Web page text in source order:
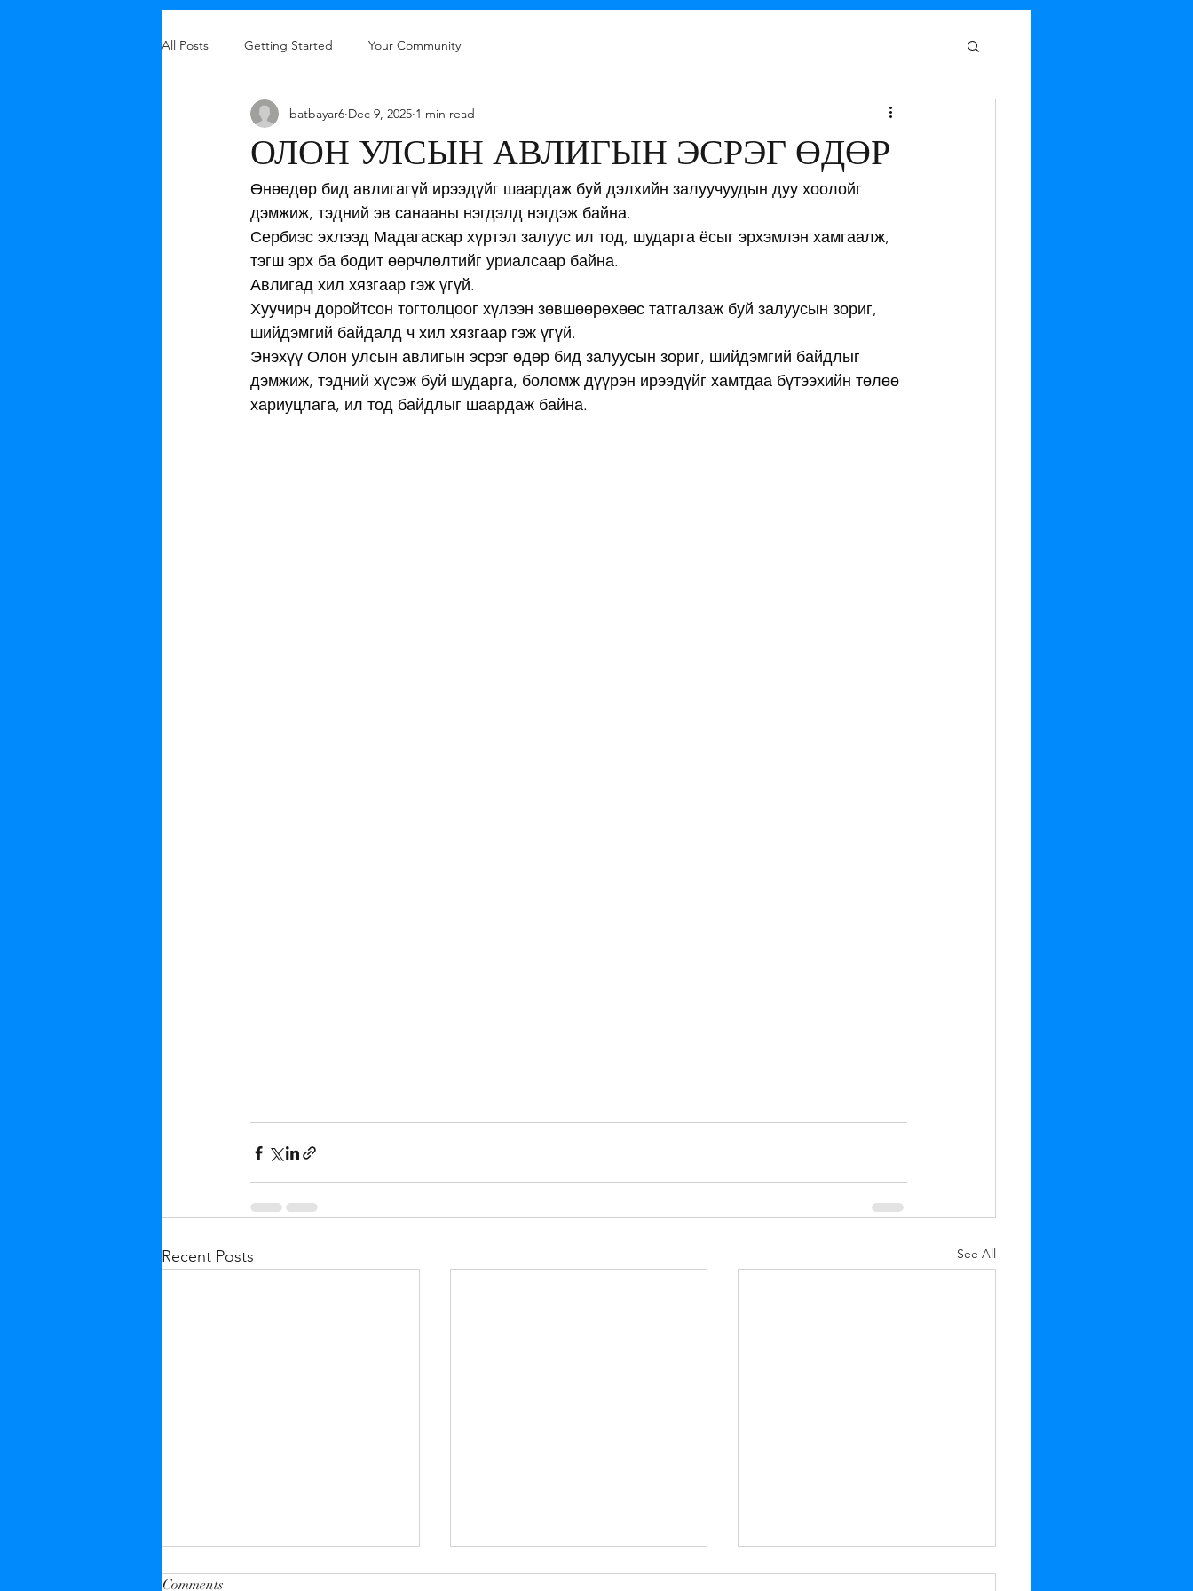
All Posts Getting Started Your Community
ОЛОН УЛСЫН АВЛИГЫН ЭСРЭГ ӨДӨР
batbayar6 Dec 9, 2025 1 min read
Өнөөдөр бид авлигагүй ирээдүйг шаардаж буй дэлхийн залуучуудын дуу хоолойг
дэмжиж, тэдний эв санааны нэгдэлд нэгдэж байна.
Сербиэс эхлээд Мадагаскар хүртэл залуус ил тод, шударга ёсыг эрхэмлэн хамгаалж,
тэгш эрх ба бодит өөрчлөлтийг уриалсаар байна.
Авлигад хил хязгаар гэж үгүй.
Хуучирч доройтсон тогтолцоог хүлээн зөвшөөрөхөөс татгалзаж буй залуусын зориг,
шийдэмгий байдалд ч хил хязгаар гэж үгүй.
Энэхүү Олон улсын авлигын эсрэг өдөр бид залуусын зориг, шийдэмгий байдлыг
дэмжиж, тэдний хүсэж буй шударга, боломж дүүрэн ирээдүйг хамтдаа бүтээхийн төлөө
хариуцлага, ил тод байдлыг шаардаж байна.
Recent Posts See All
Comments